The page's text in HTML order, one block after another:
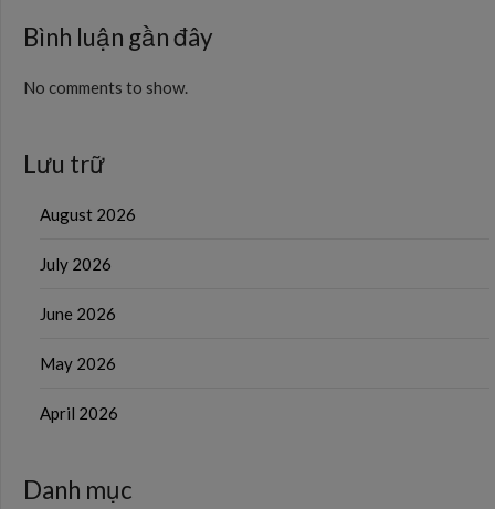
Bình luận gần đây
No comments to show.
Lưu trữ
August 2026
July 2026
June 2026
May 2026
April 2026
Danh mục